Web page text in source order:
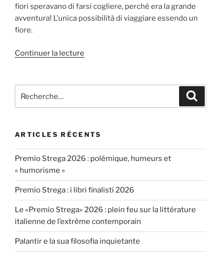
fiori speravano di farsi cogliere, perché era la grande
avventura! L’unica possibilità di viaggiare essendo un
fiore.
Continuer la lecture
di
pour
ARTICLES RÉCENTS
Premio Strega 2026 : polémique, humeurs et
« humorisme »
Premio Strega : i libri finalisti 2026
Le «Premio Strega» 2026 : plein feu sur la littérature
italienne de l’extrême contemporain
Palantir e la sua filosofia inquietante